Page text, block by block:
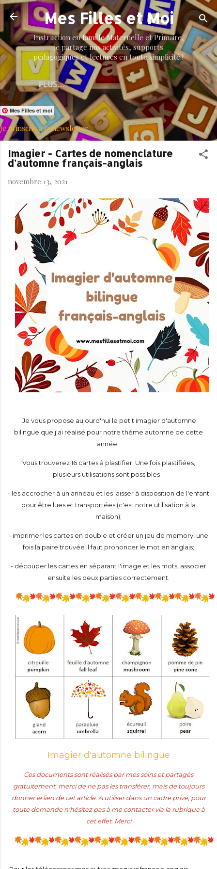
Accéder au contenu principal
Mes Filles et Moi
Instruction en famille Maternelle et Primaire,
je partage nos activités, supports
pédagogiques et lectures en toute simplicité !
PLUS…
Mes Filles et moi
Je m'inscris à la newsletter
Imagier - Cartes de nomenclature
d'automne français-anglais
novembre 13, 2021
Je vous propose aujourd'hui le petit imagier d'automne
bilingue que j'ai réalisé pour notre thème automne de cette
année.
Vous trouverez 16 cartes à plastifier. Une fois plastifiées,
plusieurs utilisations sont possibles :
- les accrocher à un anneau et les laisser à disposition de l'enfant
pour être lues et transportées (c'est notre utilisation à la
maison);
- imprimer les cartes en double et créer un jeu de memory, une
fois la paire trouvée il faut prononcer le mot en anglais;
- découper les cartes en séparant l'image et les mots, associer
ensuite les deux parties correctement.
Imagier d'automne bilingue
Ces documents sont réalisés par mes soins et partagés
gratuitement, merci de ne pas les transférer, mais de toujours
donner le lien de cet article. A utiliser dans un cadre privé, pour
toute demande n'hésitez pas à me contacter via la rubrique à
cet effet. Merci